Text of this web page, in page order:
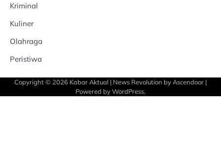
Kriminal
Kuliner
Olahraga
Peristiwa
Copyright © 2026 Kabar Aktual | News Revolution by Ascendoor |
Powered byWordPress.